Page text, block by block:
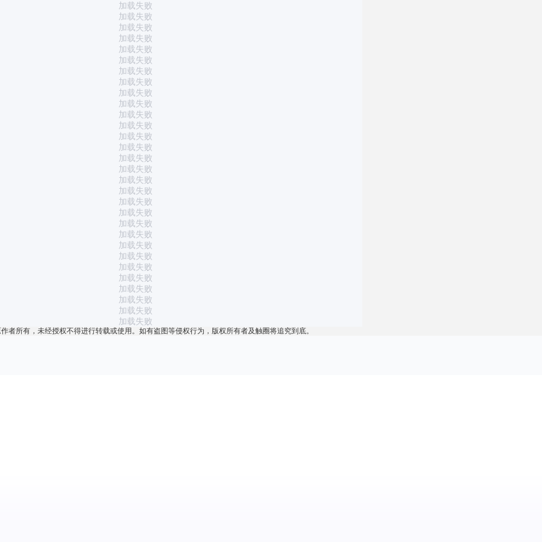
加载失败
加载失败
加载失败
加载失败
加载失败
加载失败
加载失败
加载失败
加载失败
加载失败
加载失败
加载失败
加载失败
加载失败
加载失败
加载失败
加载失败
加载失败
加载失败
加载失败
加载失败
加载失败
加载失败
加载失败
加载失败
加载失败
加载失败
加载失败
加载失败
加载失败
者所有，未经授权不得进行转载或使用。如有盗图等侵权行为，版权所有者及触圈将追究到底。